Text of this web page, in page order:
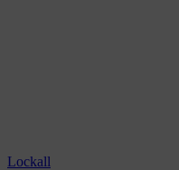
Lockall